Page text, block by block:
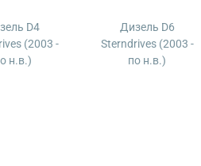
D4
(2003 -
н.в.)
Дизель D6
Sterndrives (2003 -
по н.в.)